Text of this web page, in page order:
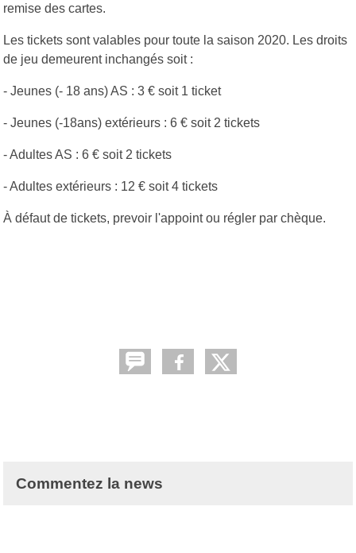
remise des cartes.
Les tickets sont valables pour toute la saison 2020. Les droits
de jeu demeurent inchangés soit :
- Jeunes (- 18 ans) AS : 3 € soit 1 ticket
- Jeunes (-18ans) extérieurs : 6 € soit 2 tickets
- Adultes AS : 6 € soit 2 tickets
- Adultes extérieurs : 12 € soit 4 tickets
À défaut de tickets, prevoir l'appoint ou régler par chèque.
Commentez la news